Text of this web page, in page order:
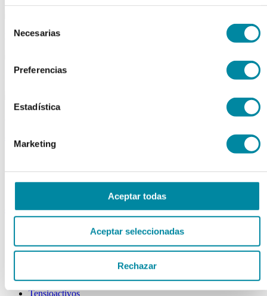
Necesarias
Preferencias
Estadística
Marketing
Aceptar todas
Aceptar seleccionadas
Rechazar
utillaje
publicaciones
excipientes
Epesantes y Gelificantes
Excipientes varios
Siliconas
Tensioactivos